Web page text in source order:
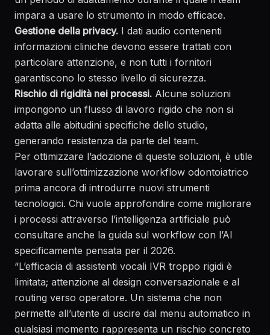
impara a usare lo strumento in modo efficace.
Gestione della privacy. I dati audio contenenti
informazioni cliniche devono essere trattati con
particolare attenzione, e non tutti i fornitori
garantiscono lo stesso livello di sicurezza.
Rischio di rigidità nei processi. Alcune soluzioni
impongono un flusso di lavoro rigido che non si
adatta alle abitudini specifiche dello studio,
generando resistenza da parte del team.
Per ottimizzare l’adozione di queste soluzioni, è utile
lavorare sull’ottimizzazione workflow odontoiatrico
prima ancora di introdurre nuovi strumenti
tecnologici. Chi vuole approfondire come migliorare
i processi attraverso l’intelligenza artificiale può
consultare anche la guida sul workflow con l’AI
specificamente pensata per il 2026.
“L’efficacia di assistenti vocali IVR troppo rigidi è
limitata; attenzione al design conversazionale e al
routing verso operatore. Un sistema che non
permette all’utente di uscire dal menu automatico in
qualsiasi momento rappresenta un rischio concreto